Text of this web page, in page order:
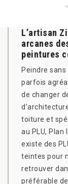
L’artisan
arcanes
peintures
Peindre
parfois
de changer
toiture et
au PLU, Plan
existe des
teintes pour
retrouver
préférable